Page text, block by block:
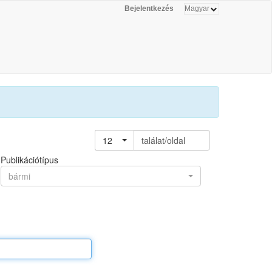
Bejelentkezés
12
találat/oldal
Publikációtípus
bármi